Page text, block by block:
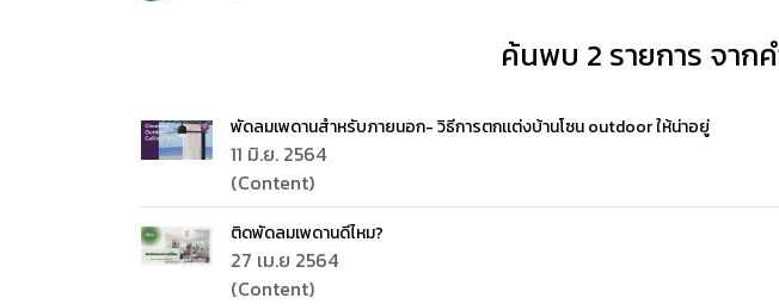
ค้นพบ 2 รายการ จาก
พัดลมเพดานสำหรับภายนอก- วิธีการตกเเต่งบ้านโซน outdoor ให้น่าอยู่
11 มิ.ย. 2564
(Content)
ติดพัดลมเพดานดีไหม?
27 เม.ย 2564
(Content)